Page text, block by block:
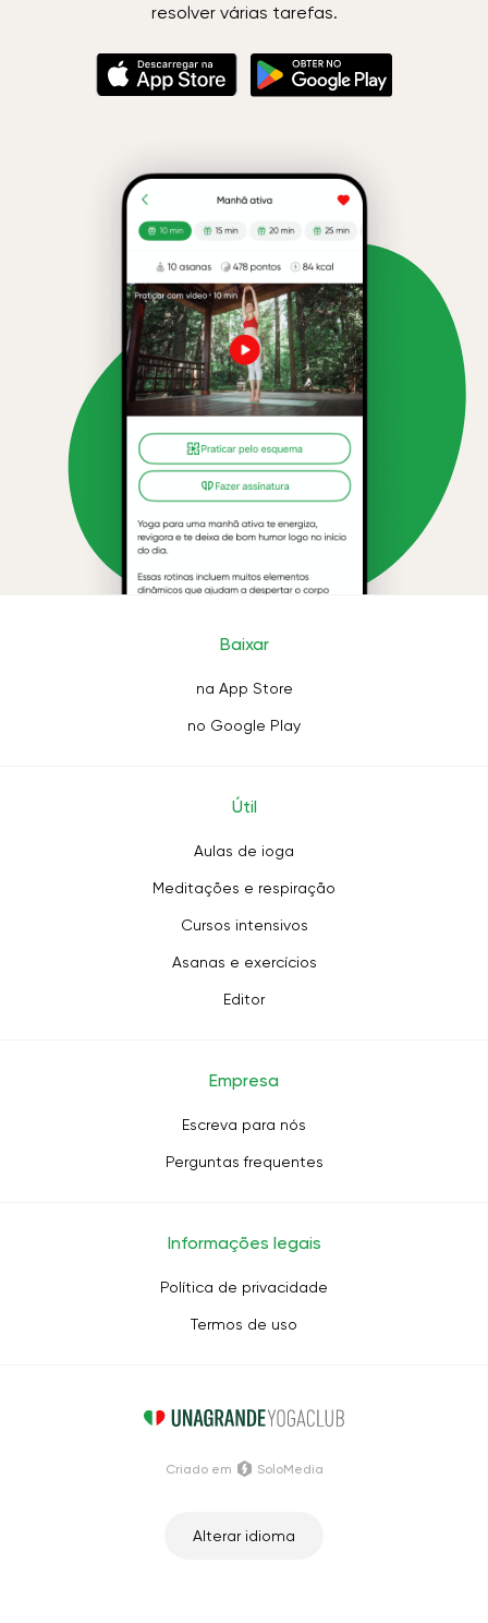
resolver várias tarefas.
Baixar
na App Store
no Google Play
Útil
Aulas de ioga
Meditações e respiração
Cursos intensivos
Asanas e exercícios
Editor
Empresa
Escreva para nós
Perguntas frequentes
Informações legais
Política de privacidade
Termos de uso
Alterar idioma
Criado em SoloMedia